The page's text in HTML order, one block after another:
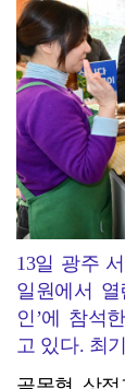
13일 광주
일원에서
인’에 참석
고 있다. 최